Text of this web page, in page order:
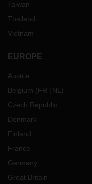
Taiwan
Thailand
Vietnam
EUROPE
Austria
Belgium (FR NL )
Czech Republic
Denmark
Finland
France
Germany
Great Britain